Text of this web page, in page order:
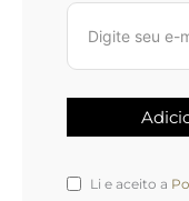
Li e aceito a